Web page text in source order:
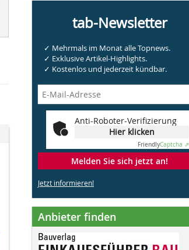
tab-Newsletter
✓ Mehrmals im Monat alle Topnews.
✓ Exklusive Artikel-Highlights.
✓ Kostenlos und jederzeit kündbar.
Anti-Roboter-Verifizierung
Hier klicken
FriendlyCaptcha ⇗
Melden Sie sich jetzt an!
Jetzt informieren!
Anbieter finden